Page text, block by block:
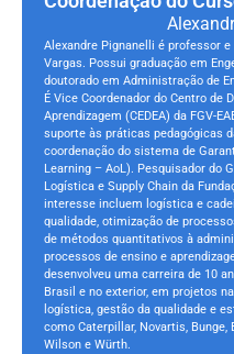
Alexandre Pignanelli é professor
Vargas. Possui graduação em
doutorado em Administração de
É Vice Coordenador do Centro de
Aprendizagem (CEDEA) da FGV-
suporte às práticas pedagógicas
coordenação do sistema de
Learning – AoL). Pesquisador do
Logística e Supply Chain da
interesse incluem logística e
qualidade, otimização de
de métodos quantitativos à
processos de ensino e
desenvolveu uma carreira de 10
Brasil e no exterior, em projetos
logística, gestão da qualidade e
como Caterpillar, Novartis, Bunge,
Wilson e Würth.